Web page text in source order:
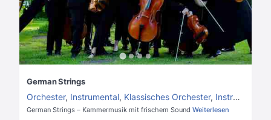
German Strings
Orchester, Instrumental, Klassisches Orchester, Instrumentalmusik
German Strings – Kammermusik mit frischem Sound Weiterlesen